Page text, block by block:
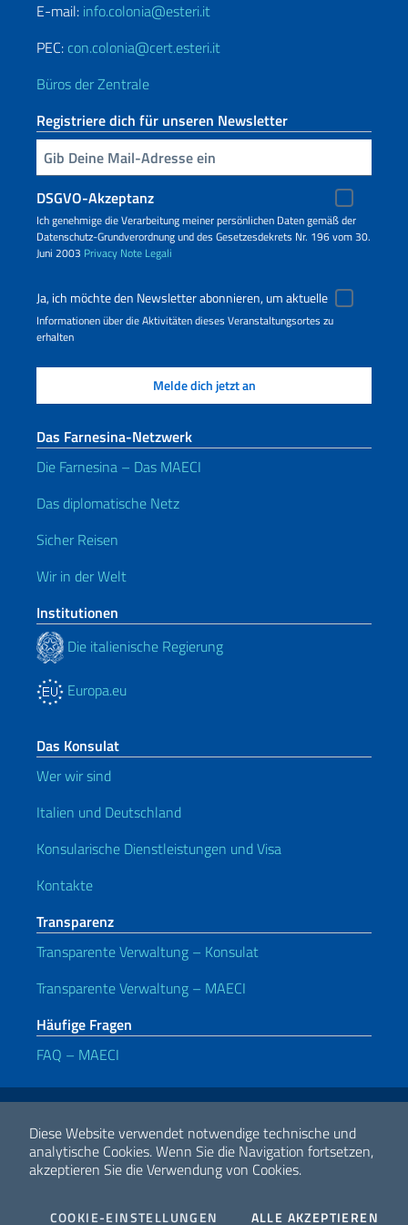
Diese Website verwendet notwendige technische und
analytische Cookies.Wenn Sie die Navigation fortsetzen,
akzeptieren Sie die Verwendung von Cookies.
COOKIE-EINSTELLUNGEN COOKIESALLE AKZEPTIEREN
E-mail: info.colonia@esteri.it
PEC: con.colonia@cert.esteri.it
Büros der Zentrale
Registriere dich für unseren Newsletter
Geben Sie Ihre E-Mail ein
DSGVO-Akzeptanz
Ich genehmige die Verarbeitung meiner persönlichen Daten gemäß der
Datenschutz-Grundverordnung und des Gesetzesdekrets Nr. 196 vom 30.
Juni 2003 Privacy Note Legali
Ja, ich möchte den Newsletter abonnieren, um aktuelle
Informationen über die Aktivitäten dieses Veranstaltungsortes zu
erhalten
Das Farnesina-Netzwerk
Die Farnesina – Das MAECI
Das diplomatische Netz
Sicher Reisen
Wir in der Welt
Institutionen
Die italienische Regierung
Europa.eu
Das Konsulat
Wer wir sind
Italien und Deutschland
Konsularische Dienstleistungen und Visa
Kontakte
Transparenz
Transparente Verwaltung – Konsulat
Transparente Verwaltung – MAECI
Häufige Fragen
FAQ – MAECI
Nützliche Links
internationale Zusammenarbeit